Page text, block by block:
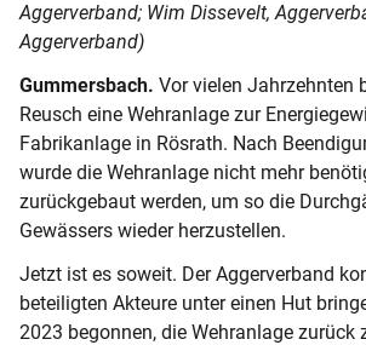
Aggerverband; Wim Dissevelt,
Aggerverband)
Gummersbach. Vor vielen Jahrzehnten
Reusch eine Wehranlage zur
Fabrikanlage in Rösrath. Nach
wurde die Wehranlage nicht mehr
zurückgebaut werden, um so die
Gewässers wieder herzustellen.
Jetzt ist es soweit. Der Aggerverband
beteiligten Akteure unter einen Hut
2023 begonnen, die Wehranlage zurück